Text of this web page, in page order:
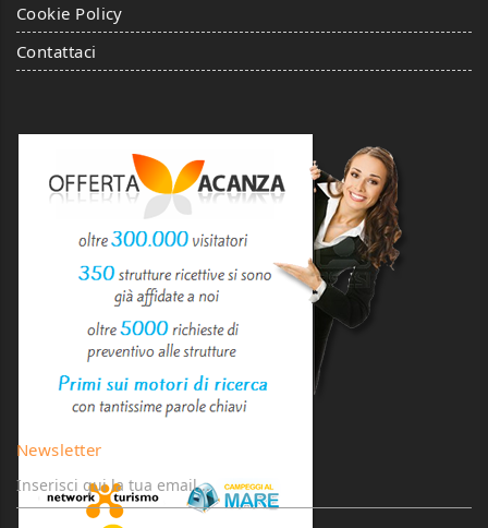
Cookie Policy
Contattaci
Newsletter